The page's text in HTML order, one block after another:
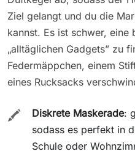
Ziel gelangt und du die
kannst. Es ist schwer, eine
„alltäglichen Gadgets” zu
Federmäppchen, einem
eines Rucksacks
🖍️ Diskrete Maskerade:
sodass es perfekt in
Schule oder